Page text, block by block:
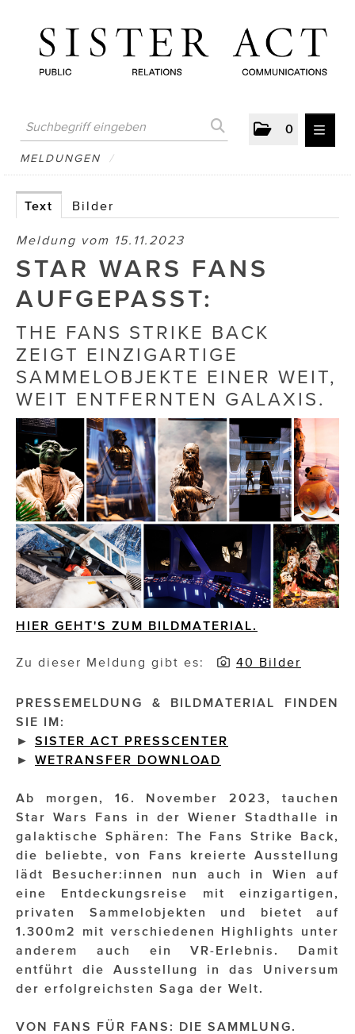
0
MELDUNGEN
AUSTRIAN PRESS DAY
ATELIER FĒ.
CUBE
Die Dudlerei
Dominic Marcus Singer
Dominique Scharax – Move Mind Breath
Dr. Albert Fuchs
Élan Flow
Foodsavers
FREIHERZ
GymBeam
Impressionisten
JUWELIER WAGNER
Magenta Telekom
Merz Aesthetics
NEVER AGE NUTRITION
Nina Kraft – Kraft Media Minds
MELDUNGEN /
Text Bilder
Meldung vom 15.11.2023
STAR WARS FANS
AUFGEPASST:
THE FANS STRIKE BACK
ZEIGT EINZIGARTIGE
SAMMELOBJEKTE EINER WEIT,
WEIT ENTFERNTEN GALAXIS.
HIER GEHT'S ZUM BILDMATERIAL.
Zu dieser Meldung gibt es: 40 Bilder
PRESSEMELDUNG & BILDMATERIAL FINDEN
SIE IM:
► SISTER ACT PRESSCENTER
► WETRANSFER DOWNLOAD
Ab morgen, 16. November 2023, tauchen
Star Wars Fans in der Wiener Stadthalle in
galaktische Sphären: The Fans Strike Back,
die beliebte, von Fans kreierte Ausstellung
lädt Besucher:innen nun auch in Wien auf
eine Entdeckungsreise mit einzigartigen,
privaten Sammelobjekten und bietet auf
1.300m2 mit verschiedenen Highlights unter
anderem auch ein VR-Erlebnis. Damit
entführt die Ausstellung in das Universum
der erfolgreichsten Saga der Welt.
VON FANS FÜR FANS: DIE SAMMLUNG.